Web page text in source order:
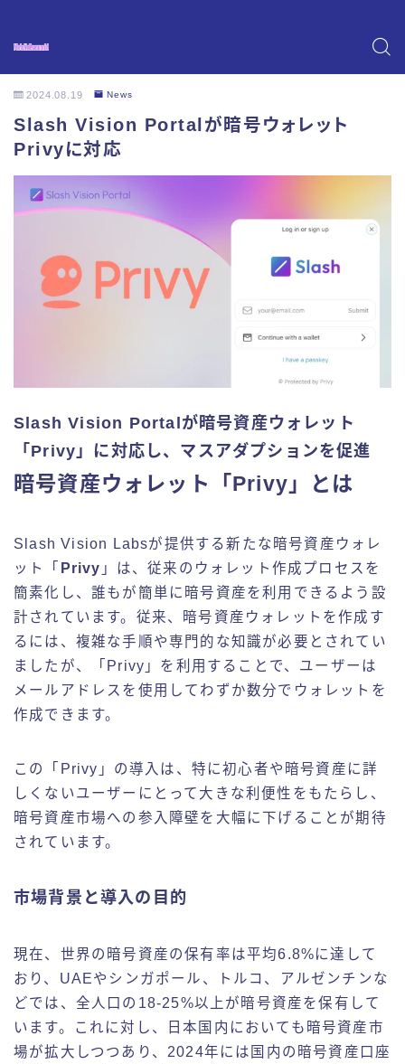
2024.08.19 News
Slash Vision Portalが暗号ウォレット
Privyに対応
Slash Vision Portalが暗号資産ウォレット
「Privy」に対応し、マスアダプションを促進
暗号資産ウォレット「Privy」とは
Slash Vision Labsが提供する新たな暗号資産ウォレ
ット「 Privy 」は、従来のウォレット作成プロセスを
簡素化し、誰もが簡単に暗号資産を利用できるよう設
計されています。従来、暗号資産ウォレットを作成す
るには、複雑な手順や専門的な知識が必要とされてい
ましたが、「Privy」を利用することで、ユーザーは
メールアドレスを使用してわずか数分でウォレットを
作成できます。
この「Privy」の導入は、特に初心者や暗号資産に詳
しくないユーザーにとって大きな利便性をもたらし、
暗号資産市場への参入障壁を大幅に下げることが期待
されています。
市場背景と導入の目的
現在、世界の暗号資産の保有率は平均6.8%に達して
おり、UAEやシンガポール、トルコ、アルゼンチンな
どでは、全人口の18-25%以上が暗号資産を保有して
います。これに対し、日本国内においても暗号資産市
場が拡大しつつあり、2024年には国内の暗号資産口座